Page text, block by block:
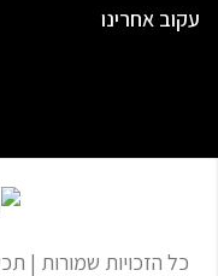
עקוב אחרינו